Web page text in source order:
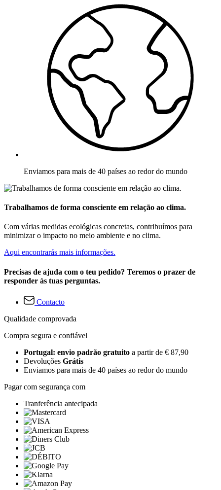
Enviamos para mais de 40 países ao redor do mundo
Trabalhamos de forma consciente em relação ao clima.
Com várias medidas ecológicas concretas, contribuímos para
minimizar o impacto no meio ambiente e no clima.
Aqui encontrarás mais informações.
Precisas de ajuda com o teu pedido? Teremos o prazer de
responder às tuas perguntas.
Contacto
Qualidade comprovada
Compra segura e confiável
Portugal: envio padrão gratuito a partir de € 87,90
Devoluções Grátis
Enviamos para mais de 40 países ao redor do mundo
Pagar com segurança com
Tranferência antecipada